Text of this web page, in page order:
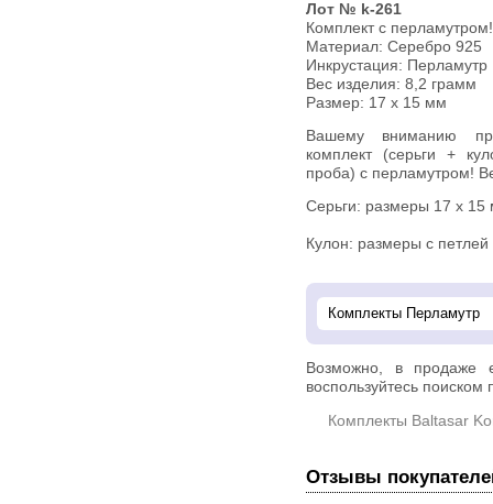
Лот № k-261
Комплект с перламутром!
Материал: Серебро 925
Инкрустация: Перламутр
Вес изделия: 8,2 грамм
Размер: 17 х 15 мм
Вашему вниманию предлагается авторская работа —
комплект (серьги +
проба) с перламутром!
Серьги: размеры 17 х
Кулон: размеры с
Возможно, в продаже
воспользуйтесь поиском
Комплекты Baltasar
Отзывы